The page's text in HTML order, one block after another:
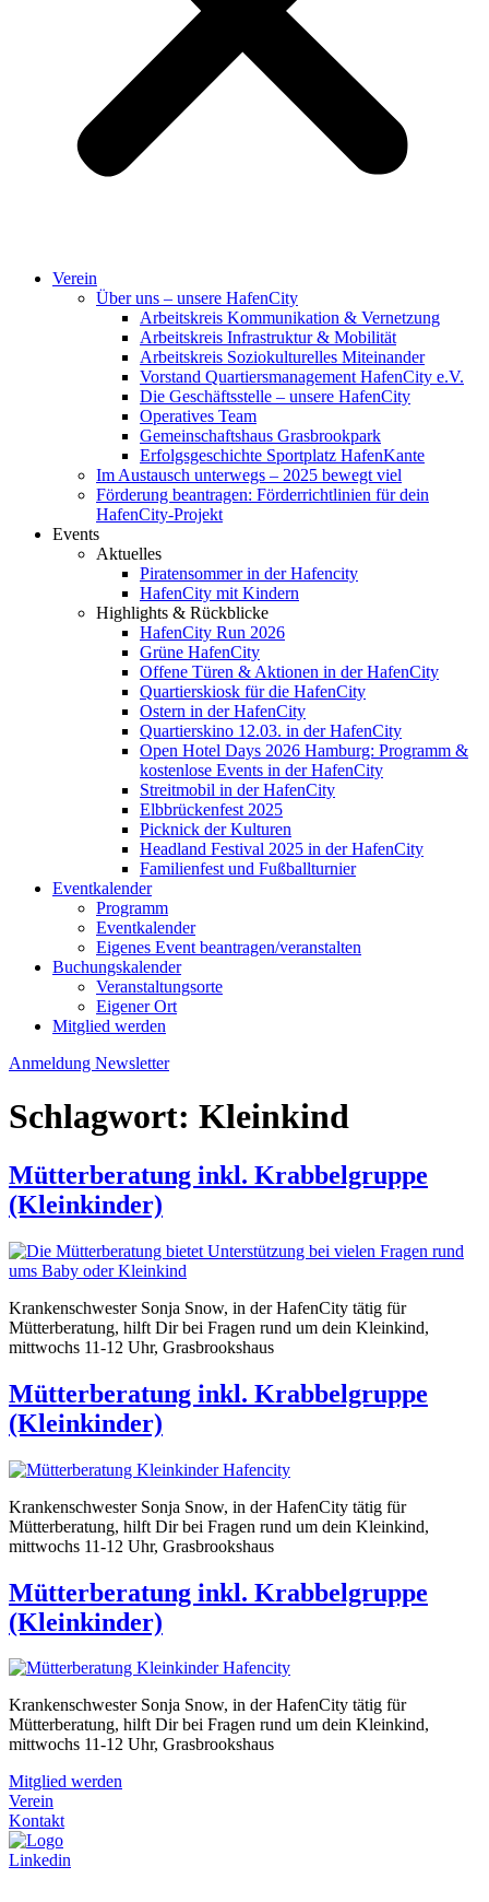
Verein
Über uns – unsere HafenCity
Arbeitskreis Kommunikation & Vernetzung
Arbeitskreis Infrastruktur & Mobilität
Arbeitskreis Soziokulturelles Miteinander
Vorstand Quartiersmanagement HafenCity e.V.
Die Geschäftsstelle – unsere HafenCity
Operatives Team
Gemeinschaftshaus Grasbrookpark
Erfolgsgeschichte Sportplatz HafenKante
Im Austausch unterwegs – 2025 bewegt viel
Förderung beantragen: Förderrichtlinien für dein
HafenCity-Projekt
Events
Aktuelles
Piratensommer in der Hafencity
HafenCity mit Kindern
Highlights & Rückblicke
HafenCity Run 2026
Grüne HafenCity
Offene Türen & Aktionen in der HafenCity
Quartierskiosk für die HafenCity
Ostern in der HafenCity
Quartierskino 12.03. in der HafenCity
Open Hotel Days 2026 Hamburg: Programm &
kostenlose Events in der HafenCity
Streitmobil in der HafenCity
Elbbrückenfest 2025
Picknick der Kulturen
Headland Festival 2025 in der HafenCity
Familienfest und Fußballturnier
Eventkalender
Programm
Eventkalender
Eigenes Event beantragen/veranstalten
Buchungskalender
Veranstaltungsorte
Eigener Ort
Mitglied werden
Anmeldung Newsletter
Schlagwort: Kleinkind
Mütterberatung inkl. Krabbelgruppe
(Kleinkinder)
Krankenschwester Sonja Snow, in der HafenCity tätig für
Mütterberatung, hilft Dir bei Fragen rund um dein Kleinkind,
mittwochs 11-12 Uhr, Grasbrookshaus
Mütterberatung inkl. Krabbelgruppe
(Kleinkinder)
Krankenschwester Sonja Snow, in der HafenCity tätig für
Mütterberatung, hilft Dir bei Fragen rund um dein Kleinkind,
mittwochs 11-12 Uhr, Grasbrookshaus
Mütterberatung inkl. Krabbelgruppe
(Kleinkinder)
Krankenschwester Sonja Snow, in der HafenCity tätig für
Mütterberatung, hilft Dir bei Fragen rund um dein Kleinkind,
mittwochs 11-12 Uhr, Grasbrookshaus
Mitglied werden
Verein
Kontakt
Linkedin